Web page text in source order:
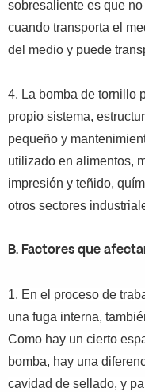
sobresaliente es que
cuando transporta el
del medio y puede
4. La bomba de tornillo
propio sistema,
pequeño y
utilizado en alimentos,
impresión y teñido,
otros sectores
B. Factores que
1. En el proceso de
una fuga interna,
Como hay un cierto
bomba, hay una
cavidad de sellado, y